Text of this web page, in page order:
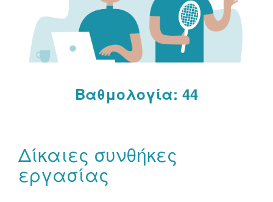
την ισότητα των φύλων του 2021 και η υιοθέτηση της
στρατηγικής για την ισότητα των φύλων 2021-2030
συνέβαλαν στην προώθηση της ισότητας των φύλων
στην πολιτική.
Βαθμολογία: 44
Δίκαιες συνθήκες
εργασίας